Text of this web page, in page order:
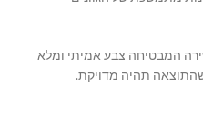
המבטיחה צבע אמיתי ומלא
תהיה מדויקת.